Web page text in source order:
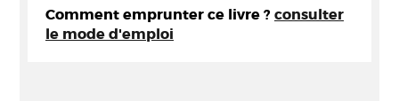
Comment emprunter ce livre ? consulter
le mode d'emploi